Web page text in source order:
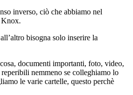
inverso, ciò che abbiamo nel
Knox.
bisogna solo inserire la
documenti importanti, foto, video,
nemmeno se colleghiamo lo
le varie cartelle, questo perchè